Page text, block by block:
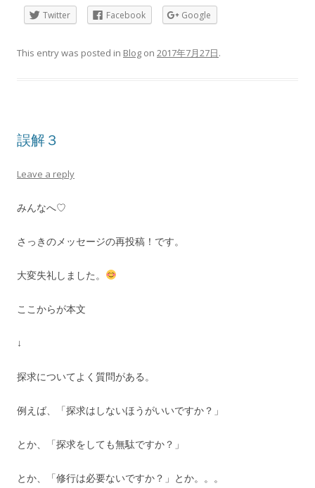
Twitter
Facebook Google
This entry was posted in Blog on 2017年7月27日.
誤解３
Leave a reply
みんなへ♡
さっきのメッセージの再投稿！です。
大変失礼しました。
ここからが本文
↓
探求についてよく質問がある。
例えば、「探求はしないほうがいいですか？」
とか、「探求をしても無駄ですか？」
とか、「修行は必要ないですか？」とか。。。